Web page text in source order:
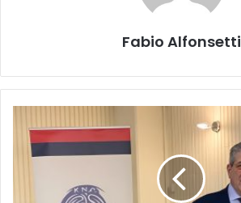
Fabio Alfonsetti
(Cdc):